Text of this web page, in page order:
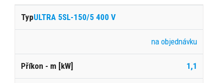
ULTRA 5SL-150/5 400 V
na objednávku
1,1